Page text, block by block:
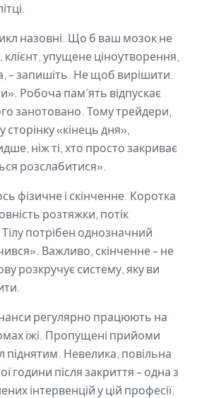
назовні. Що б ваш мозок не
упущене ціноутворення,
- запишіть. Не щоб вирішити.
Робоча пам’ять відпускає
занотовано. Тому трейдери,
сторінку «кінець дня»,
ніж ті, хто просто закриває
розслабитися».
фізичне і скінченне. Коротка
розтяжки, потік
потрібен однозначний
Важливо, скінченне - не
розкручує систему, яку ви
регулярно працюють на
їжі. Пропущені прийоми
Невелика, повільна
години після закриття - одна з
інтервенцій у цій професії.